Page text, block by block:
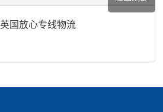
英国放心专线物流